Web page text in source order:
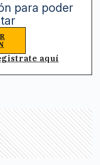
para poder
aquí